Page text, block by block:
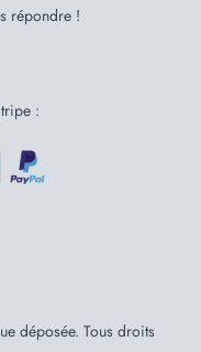
répondre !
:
déposée. Tous droits